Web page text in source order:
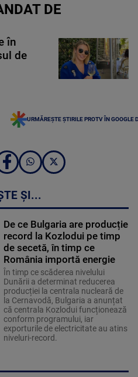
DE
în
de
URMĂREȘTE ȘTIRILE PROTV ÎN GOOGLE
ȘI...
De ce Bulgaria are producție
record la Kozlodui pe timp
de secetă, în timp ce
România importă energie
În timp ce scăderea nivelului
Dunării a determinat reducerea
producției la centrala nucleară de
la Cernavodă, Bulgaria a anunțat
că centrala Kozlodui funcționează
conform programului, iar
exporturile de electricitate au atins
niveluri-record.